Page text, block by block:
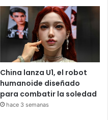
China lanza U1, el robot
humanoide diseñado
para combatir la soledad
hace 3 semanas